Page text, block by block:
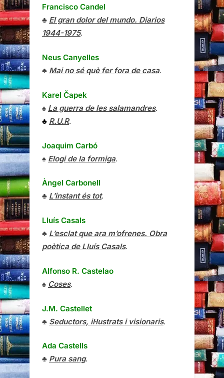
Francisco Candel
♣ El gran dolor del mundo. Diarios
1944-1975.
Neus Canyelles
♣ Mai no sé què fer fora de casa.
Karel Čapek
♠ La guerra de les salamandres.
♣ R.U.R.
Joaquim Carbó
♠ Elogi de la formiga.
Àngel Carbonell
♣ L’instant és tot.
Lluís Casals
♣ L’esclat que ara m’ofrenes. Obra
poètica de Lluís Casals.
Alfonso R. Castelao
♠ Coses.
J.M. Castellet
♣ Seductors, il·lustrats i visionaris.
Ada Castells
♣ Pura sang.